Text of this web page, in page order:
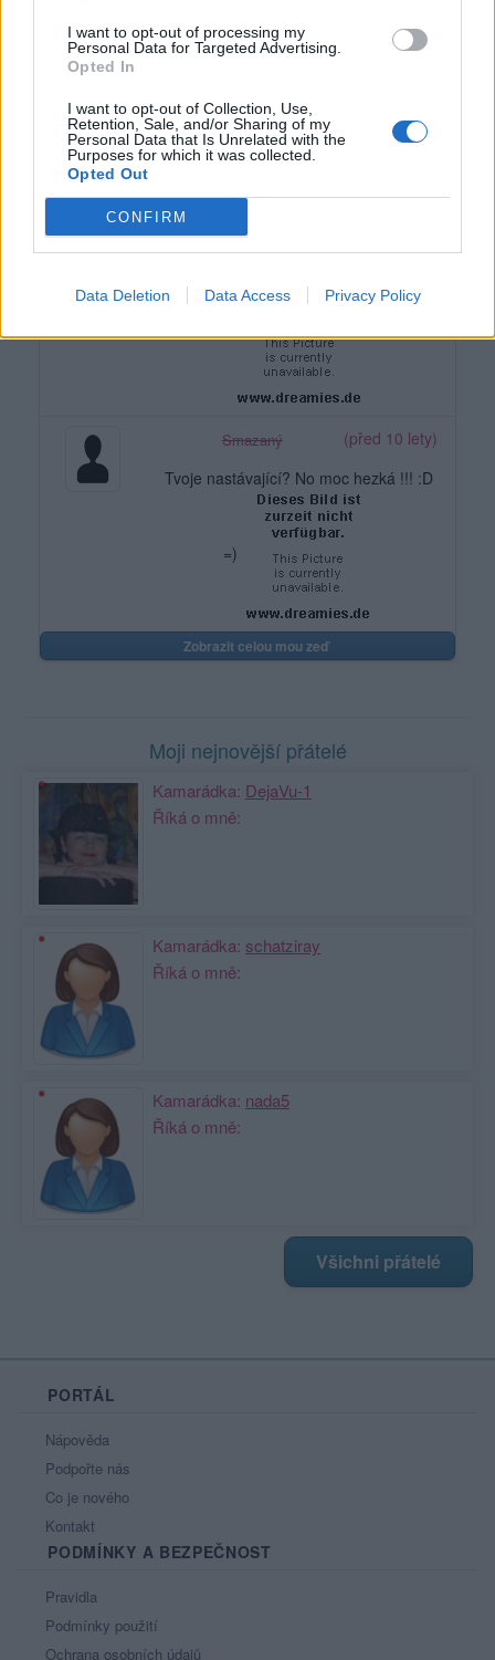
I want to opt-out of processing my
Personal Data for Targeted Advertising.
Opted In
I want to opt-out of Collection, Use,
Retention, Sale, and/or Sharing of my
Personal Data that Is Unrelated with the
Purposes for which it was collected.
Opted Out
CONFIRM
Data Deletion Data Access Privacy Policy
Smazaný
(před 10 lety)
Tvoje nastávající? No moc hezká !!! :D
=)
Zobrazit celou mou zeď
Moji nejnovější přátelé
Kamarádka: DejaVu-1
Říká o mně:
Kamarádka: schatziray
Říká o mně:
Kamarádka: nada5
Říká o mně:
Všichni přátelé
PORTÁL
Nápověda
Podpořte nás
Co je nového
Kontakt
PODMÍNKY A BEZPEČNOST
Pravidla
Podmínky použití
Ochrana osobních údajů